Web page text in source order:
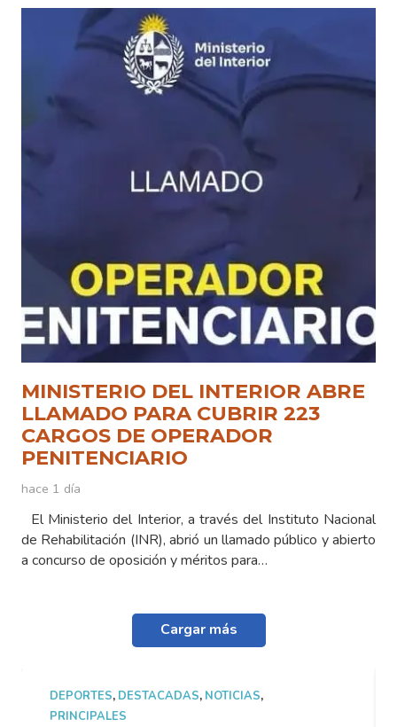
MINISTERIO DEL INTERIOR ABRE
LLAMADO PARA CUBRIR 223
CARGOS DE OPERADOR
PENITENCIARIO
hace 1 día
El Ministerio del Interior, a través del Instituto Nacional
de Rehabilitación (INR), abrió un llamado público y abierto
a concurso de oposición y méritos para…
Cargar más
DEPORTES, DESTACADAS, NOTICIAS,
PRINCIPALES